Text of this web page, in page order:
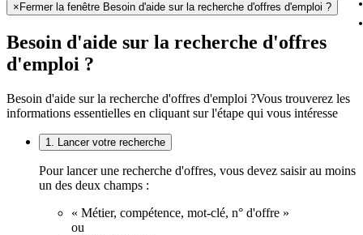
× Fermer la fenêtre Besoin d'aide sur la recherche d'offres d'emploi ?
Besoin d'aide sur la recherche d'offres
d'emploi ?
Besoin d'aide sur la recherche d'offres d'emploi ?Vous trouverez les
informations essentielles en cliquant sur l'étape qui vous intéresse
1. Lancer votre recherche
Pour lancer une recherche d'offres, vous devez saisir au moins
un des deux champs :
« Métier, compétence, mot-clé, n° d'offre »
ou